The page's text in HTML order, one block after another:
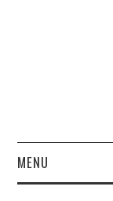
MENU